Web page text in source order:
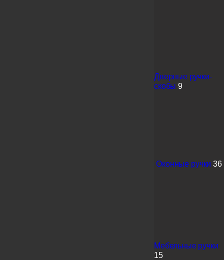
Дверные ручки-
скобы 9
Оконные ручки 36
Мебельные ручки
15